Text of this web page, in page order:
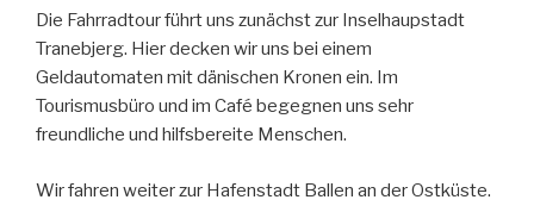
Die Fahrradtour führt uns zunächst zur Inselhaupstadt
Tranebjerg. Hier decken wir uns bei einem
Geldautomaten mit dänischen Kronen ein. Im
Tourismusbüro und im Café begegnen uns sehr
freundliche und hilfsbereite Menschen.
Wir fahren weiter zur Hafenstadt Ballen an der Ostküste.